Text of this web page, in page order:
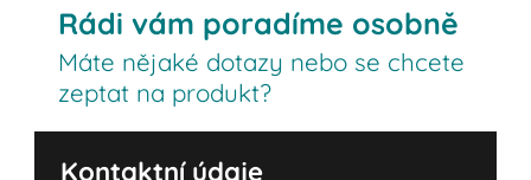
Rádi vám poradíme osobně
Máte nějaké dotazy nebo se chcete
zeptat na produkt?
Kontaktní údaje